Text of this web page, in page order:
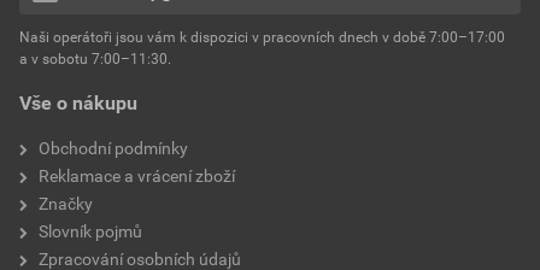
Environmentální prohlášení výrobku
Stáhnout
Velikost
hmotnost 25 kg
typ výrobku
faktor difuzního odporu
Vše o nákupu
Obchodní podmínky
Reklamace a vrácení zboží
Značky
Slovník pojmů
Zpracování osobních údajů
Naši operátoři jsou vám k dispozici v pracovních dnech v době 7:00–17:00
a v sobotu 7:00–11:30.